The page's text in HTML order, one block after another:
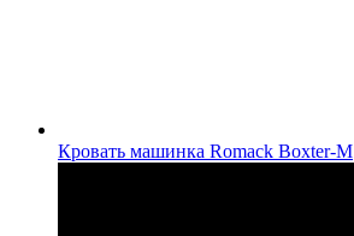
Кровать машинка Romack Boxter-M